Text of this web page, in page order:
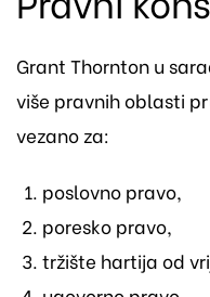
Grant Thornton u
više pravnih oblasti
vezano za:
poslovno pravo,
poresko pravo,
tržište hartija od